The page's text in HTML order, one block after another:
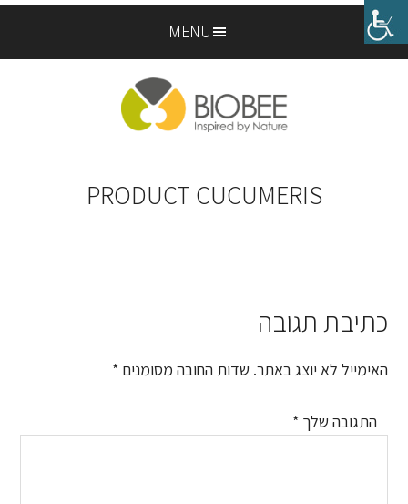
Skip
to
Skip
to
MENU
PRODUCT CUCUMERIS
Reader
Interactions
כתיבת תגובה
האימייל לא יוצג באתר. שדות החובה מסומנים *
התגובה שלך *